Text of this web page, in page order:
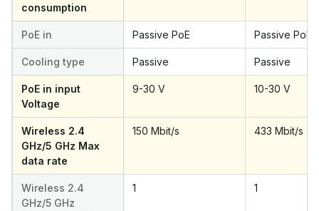
consumption
PoE in Passive PoE Passive PoE
Cooling type Passive Passive
PoE in input
Voltage
9-30 V 10-30 V
Wireless 2.4
GHz/5 GHz Max
data rate
150 Mbit/s 433 Mbit/s
Wireless 2.4
GHz/5 GHz
1 1